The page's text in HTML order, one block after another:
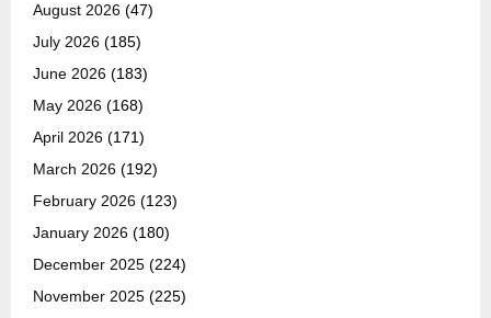
August 2026 (47)
July 2026 (185)
June 2026 (183)
May 2026 (168)
April 2026 (171)
March 2026 (192)
February 2026 (123)
January 2026 (180)
December 2025 (224)
November 2025 (225)